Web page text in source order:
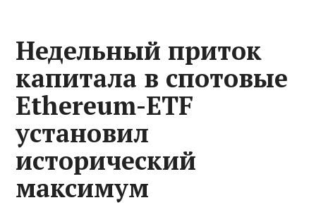
Недельный приток
капитала в спотовые
Ethereum-ETF
установил
исторический
максимум